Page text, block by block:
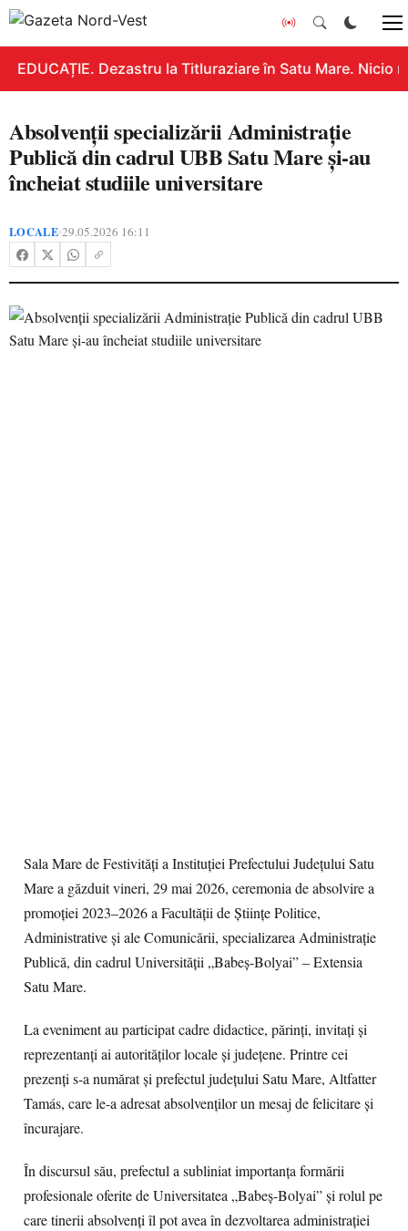
EDUCAȚIE. Dezastru la Titluraziare în Satu Mare. Nicio
Absolvenții specializării Administrație
Publică din cadrul UBB Satu Mare și-au
încheiat studiile universitare
LOCALE•29.05.2026 16:11
Sala Mare de Festivități a Instituției Prefectului Județului Satu
Mare a găzduit vineri, 29 mai 2026, ceremonia de absolvire a
promoției 2023–2026 a Facultății de Științe Politice,
Administrative și ale Comunicării, specializarea Administrație
Publică, din cadrul Universității „Babeș-Bolyai” – Extensia
Satu Mare.
La eveniment au participat cadre didactice, părinți, invitați și
reprezentanți ai autorităților locale și județene. Printre cei
prezenți s-a numărat și prefectul județului Satu Mare, Altfatter
Tamás, care le-a adresat absolvenților un mesaj de felicitare și
încurajare.
În discursul său, prefectul a subliniat importanța formării
profesionale oferite de Universitatea „Babeș-Bolyai” și rolul pe
care tinerii absolvenți îl pot avea în dezvoltarea administrației